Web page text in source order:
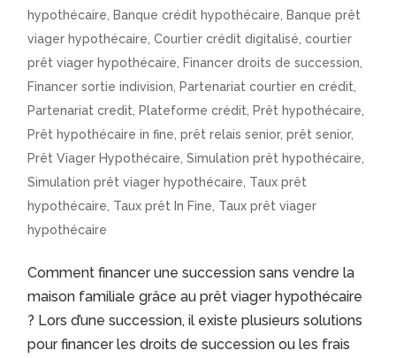
hypothécaire
Banque crédit hypothécaire
Banque prêt
viager hypothécaire ,Courtier crédit digitalisé ,courtier
prêt viager hypothécaire
Financer droits de succession
Financer sortie indivision
Partenariat courtier en crédit
Partenariat credit
Plateforme crédit Prêt hypothécaire
Prêt hypothécaire in fine ,prêt relais senior,prêt senior,
Prêt Viager Hypothécaire ,Simulation prêt hypothécaire
Simulation prêt viager hypothécaire Taux prêt
hypothécaire Taux prêt In Fine Taux prêt viager
hypothécaire
Comment financer une succession sans vendre la
maison familiale grâce au prêt viager hypothécaire
? Lors d’une succession, il existe plusieurs solutions
pour financer les droits de succession ou les frais